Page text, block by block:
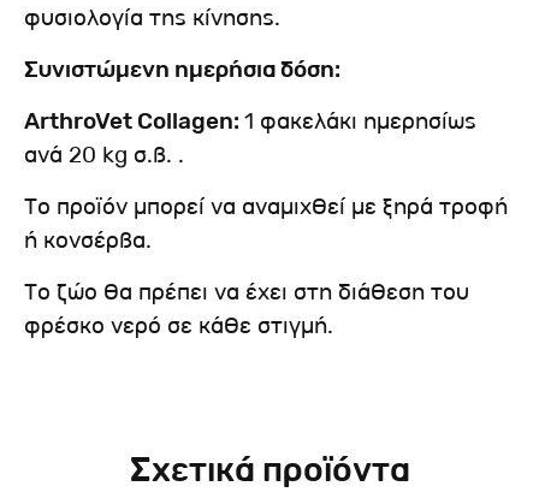
φυσιολογία της κίνησης.
Συνιστώμενη ημερήσια δόση:
ArthroVet Collagen: 1 φακελάκι ημερησίως
ανά 20 kg σ.β. .
Το προϊόν μπορεί να αναμιχθεί με ξηρά τροφή
ή κονσέρβα.
Το ζώο θα πρέπει να έχει στη διάθεση του
φρέσκο νερό σε κάθε στιγμή.
Σχετικά προϊόντα